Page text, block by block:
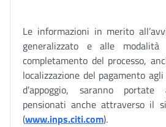
Le informazioni in merito
generalizzato e alle
completamento del processo,
localizzazione del pagamento
d’appoggio, saranno
pensionati anche attraverso il
(www.inps.citi.com).